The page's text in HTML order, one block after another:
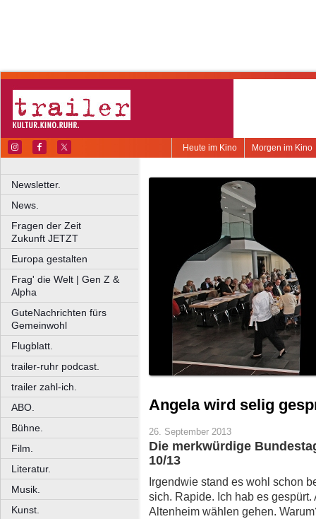
Morgen im Kino
Heute im Kino
Newsletter.
News.
Fragen der Zeit
Zukunft JETZT
Europa gestalten
Frag' die Welt | Gen Z &
Alpha
GuteNachrichten fürs
Gemeinwohl
Flugblatt.
trailer-ruhr podcast.
trailer zahl-ich.
ABO.
Bühne.
Film.
Literatur.
Musik.
Kunst.
Angela wird selig
26. September 2013
Die merkwürdige
10/13
Irgendwie stand es wohl schon
sich. Rapide. Ich hab es
Altenheim wählen gehen.